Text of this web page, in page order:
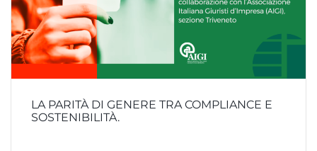
LA PARITÀ DI GENERE TRA COMPLIANCE E
SOSTENIBILITÀ.